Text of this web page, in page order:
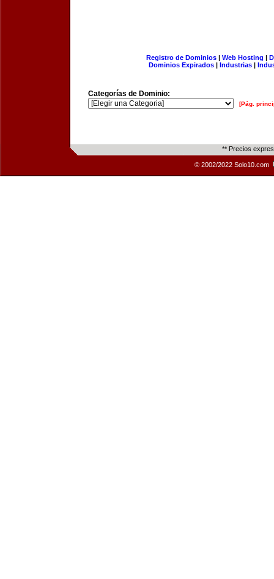
Registro de Dominios| Web Hosting |
Dominios Expirados | Industrias |
Categorías de Dominio:
[Pág.
** Precios
© 2002/2022 Solo10.com